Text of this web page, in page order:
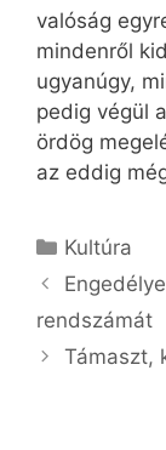
valóság
mindenről
ugyanúgy,
pedig végül
ördög
az eddig
Kategória
Kultúra
rendszámát
Támaszt,